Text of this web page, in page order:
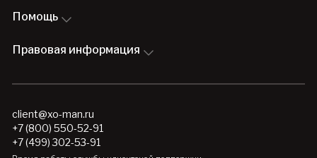
Помощь
Правовая информация
client@xo-man.ru
+7 (800) 550-52-91
+7 (499) 302-53-91